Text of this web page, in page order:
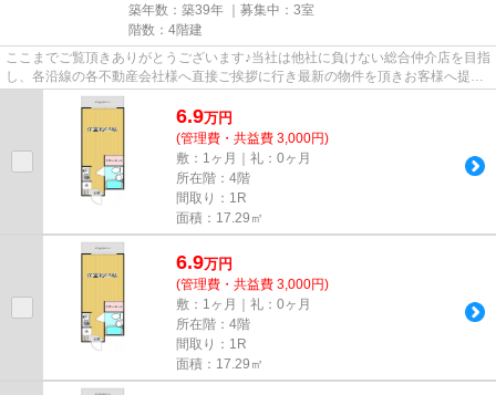
築年数：築39年 ｜募集中： 3室
階数：4階建
ここまでご覧頂きありがとうございます♪当社は他社に負けない総合仲介店を目指
し、各沿線の各不動産会社様へ直接ご挨拶に行き最新の物件を頂きお客様へ提供
しております！最新の情報は...
6.9万円
(管理費・共益費 3,000円)
敷：1ヶ月｜礼：0ヶ月
所在階：4階
間取り：1R
面積：17.29㎡
6.9万円
(管理費・共益費 3,000円)
敷：1ヶ月｜礼：0ヶ月
所在階：4階
間取り：1R
面積：17.29㎡